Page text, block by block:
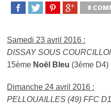
0
Samedi 23 avril 2016 :
DISSAY SOUS
15ème Noël Bleu (3ème D4)
Dimanche 24 avril 2016 :
PELLOUAILLES (49) FFC